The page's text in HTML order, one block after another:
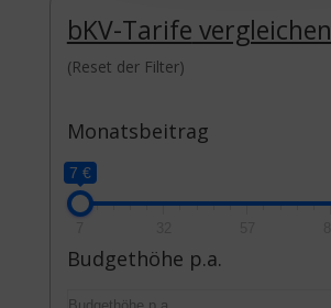
bKV-Tarife vergleichen
(Reset der Filter)
Monatsbeitrag
7 €
Budgethöhe p.a.